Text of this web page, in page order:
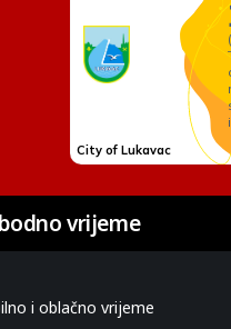
vrijeme
i oblačno vrijeme